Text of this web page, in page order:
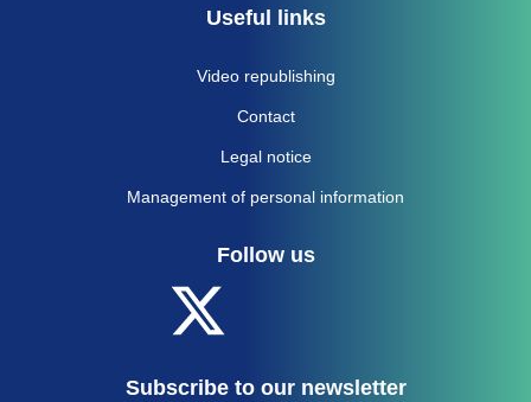
Useful links
Video republishing
Contact
Legal notice
Management of personal information
Follow us
Subscribe to our newsletter